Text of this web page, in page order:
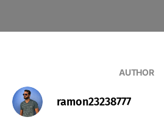
AUTHOR
ramon23238777